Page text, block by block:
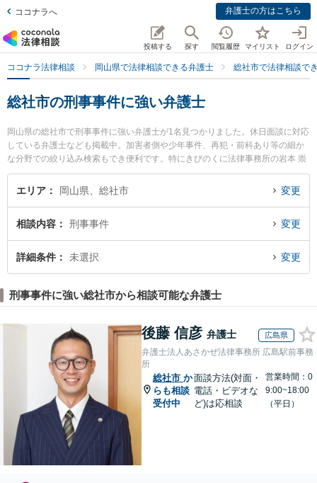
ココナラへ 弁護士の方はこちら
投稿する 探す 閲覧履歴 マイリスト ログイン
ココナラ法律相談 岡山県で法律相談できる弁護士 総社市で法律相談で
総社市の刑事事件に強い弁護士
岡山県の総社市で刑事事件に強い弁護士が1名見つかりました。休日面談に対応
している弁護士なども掲載中。加害者側や少年事件、再犯・前科あり等の細か
な分野での絞り込み検索もでき便利です。特にきびのくに法律事務所の岩本 崇
央弁護士のプロフィール情報や弁護士費用、強みなどが注目されています。
『総社市で土日や夜間に発生した刑事事件のトラブルを今すぐに弁護士に相談
い』などでお困りの相談者さんにおすすめです。
エリア 岡山県、総社市 変更
相談内容 刑事事件 変更
詳細条件 未選択 変更
刑事事件に強い総社市から相談可能な弁護士
後藤 信彦 弁護士 広島県
弁護士法人あさかぜ法律事務所 広島駅前事務
所
総社市 か
らも相談
受付中
面談方法(対面・
電話・ビデオな
ど)は応相談
営業時間：0
9:00~18:00
（平日）